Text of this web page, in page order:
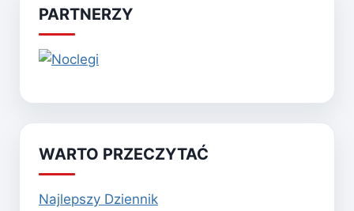
PARTNERZY
WARTO PRZECZYTAĆ
Najlepszy Dziennik